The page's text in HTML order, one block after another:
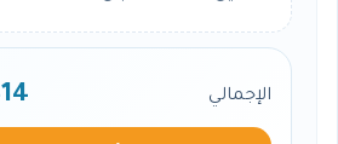
الإجمالي